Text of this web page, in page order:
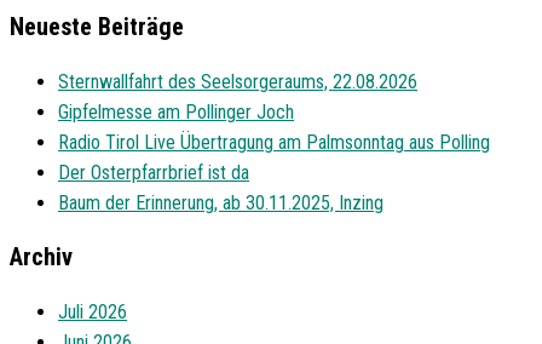
Neueste Beiträge
Sternwallfahrt des Seelsorgeraums, 22.08.2026
Gipfelmesse am Pollinger Joch
Radio Tirol Live Übertragung am Palmsonntag aus Polling
Der Osterpfarrbrief ist da
Baum der Erinnerung, ab 30.11.2025, Inzing
Archiv
Juli 2026